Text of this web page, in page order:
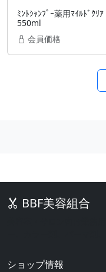
ﾐﾝﾄｼｬﾝﾌﾟｰ薬用ﾏｲﾙﾄﾞｸﾘｱ
550ml
会員価格
BBF美容組合
ショップ情報